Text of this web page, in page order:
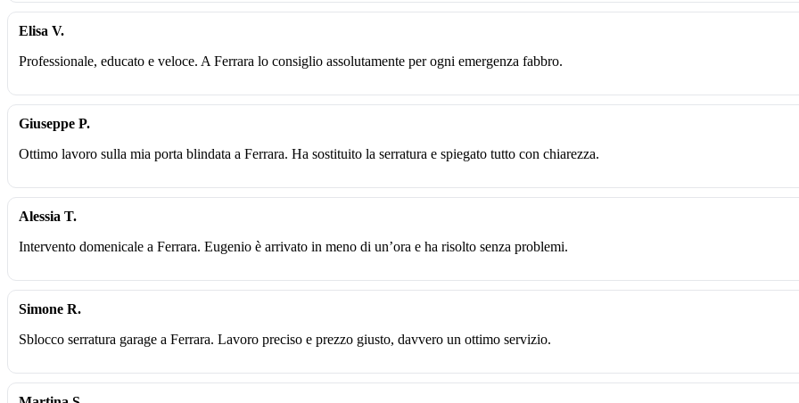
Elisa V.
Professionale, educato e veloce. A Ferrara lo consiglio assolutamente per ogni emergenza fabbro.
Giuseppe P.
Ottimo lavoro sulla mia porta blindata a Ferrara. Ha sostituito la serratura e spiegato tutto con chiarezza.
Alessia T.
Intervento domenicale a Ferrara. Eugenio è arrivato in meno di un’ora e ha risolto senza problemi.
Simone R.
Sblocco serratura garage a Ferrara. Lavoro preciso e prezzo giusto, davvero un ottimo servizio.